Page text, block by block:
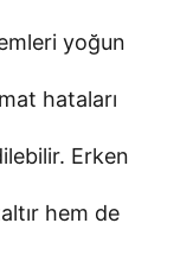
yoğun
hataları
Erken
hem de